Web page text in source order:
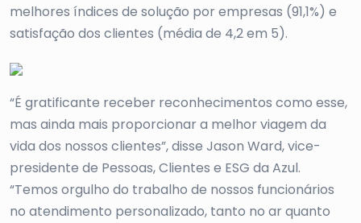
melhores índices de solução por empresas (91,1%) e
satisfação dos clientes (média de 4,2 em 5).
“É gratificante receber reconhecimentos como esse,
mas ainda mais proporcionar a melhor viagem da
vida dos nossos clientes”, disse Jason Ward, vice-
presidente de Pessoas, Clientes e ESG da Azul.
“Temos orgulho do trabalho de nossos funcionários
no atendimento personalizado, tanto no ar quanto